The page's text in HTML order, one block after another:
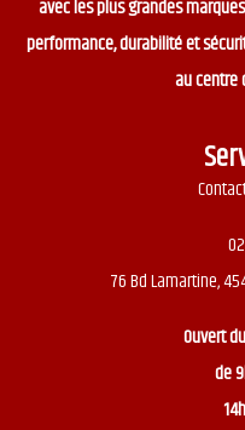
avec les plus grandes
performance, durabilité et
au centre
76 Bd Lamartine,
Ouvert du
de